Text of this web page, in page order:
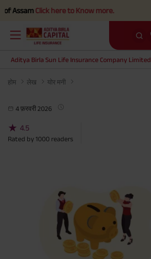
Click here to Know more.
Aditya Birla Sun Life Insurance Company Limited
होम लेख योर मनी
4 फ़रवरी 2026
★ 4.5
Rated by 1000 readers